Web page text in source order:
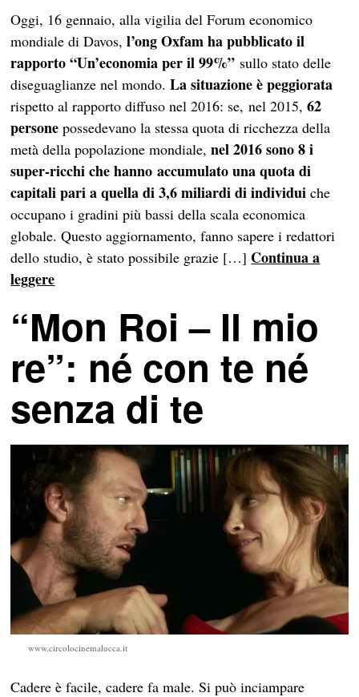
Oggi, 16 gennaio, alla vigilia del Forum economico
mondiale di Davos,l’ong Oxfam ha pubblicato il
rapporto “Un’economia per il 99%” sullo stato delle
diseguaglianze nel mondo.La situazione è peggiorata
rispetto al rapporto diffuso nel 2016: se, nel 2015,62
persone possedevano la stessa quota di ricchezza della
metà della popolazione mondiale,nel 2016 sono 8 i
super-ricchi che hanno accumulato una quota di
capitali pari a quella di 3,6 miliardi di individui che
occupano i gradini più bassi della scala economica
globale. Questo aggiornamento, fanno sapere i redattori
dello studio, è stato possibile grazie […] Continua a
leggere
“Mon Roi – Il mio
re”: né con te né
senza di te
www.circolocinemalucca.it
Cadere è facile, cadere fa male. Si può inciampare